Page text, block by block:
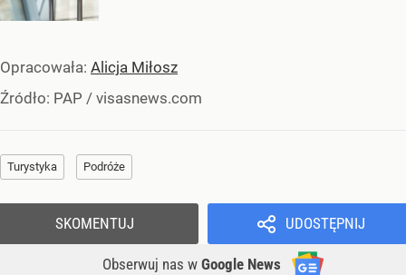
Opracowała: Alicja Miłosz
Źródło: PAP / visasnews.com
Turystyka Podróże
UDOSTĘPNIJ
Obserwuj nas w Google News
SKOMENTUJ